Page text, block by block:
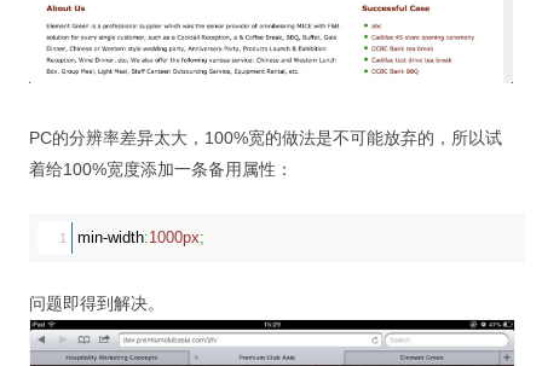
PC的分辨率差异太大，100%宽的做法是不可能放弃的，所以试
着给100%宽度添加一条备用属性：
min-width:1000px;
问题即得到解决。